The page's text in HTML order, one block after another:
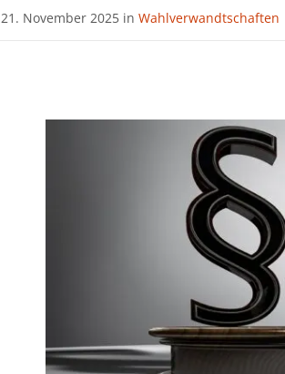
21. November 2025 in Wahlverwandtschaften